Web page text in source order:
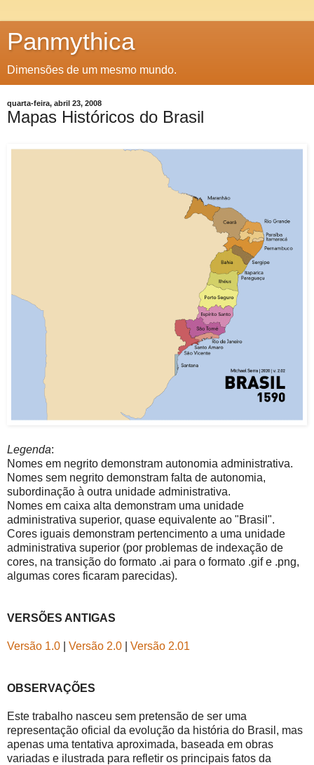
Panmythica
Dimensões de um mesmo mundo.
quarta-feira, abril 23, 2008
Mapas Históricos do Brasil
Legenda:
Nomes em negrito demonstram autonomia administrativa.
Nomes sem negrito demonstram falta de autonomia,
subordinação à outra unidade administrativa.
Nomes em caixa alta demonstram uma unidade
administrativa superior, quase equivalente ao "Brasil".
Cores iguais demonstram pertencimento a uma unidade
administrativa superior (por problemas de indexação de
cores, na transição do formato .ai para o formato .gif e .png,
algumas cores ficaram parecidas).
VERSÕES ANTIGAS
Versão 1.0 Versão 2.0 Versão 2.01
OBSERVAÇÕES
Este trabalho nasceu sem pretensão de ser uma
representação oficial da evolução da história do Brasil, mas
apenas uma tentativa aproximada, baseada em obras
variadas e ilustrada para refletir os principais fatos da